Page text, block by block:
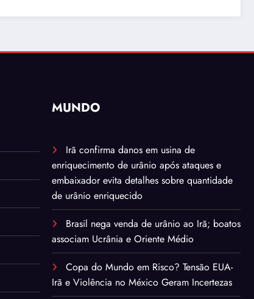
MUNDO
Irã confirma danos em usina de
enriquecimento de urânio após ataques e
embaixador evita detalhes sobre quantidade
de urânio enriquecido
Brasil nega venda de urânio ao Irã; boatos
associam Ucrânia e Oriente Médio
Copa do Mundo em Risco? Tensão EUA-
Irã e Violência no México Geram Incertezas